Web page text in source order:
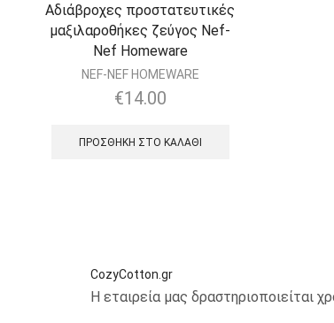
Αδιάβροχες προστατευτικές
μαξιλαροθήκες ζεύγος Nef-
Nef Homeware
NEF-NEF HOMEWARE
€14.00
ΠΡΟΣΘΉΚΗ ΣΤΟ ΚΑΛΆΘΙ
CozyCotton.gr
Η εταιρεία μας δραστηριοποιείται